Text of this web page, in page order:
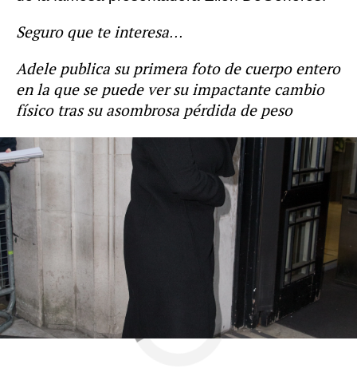
Seguro que te interesa…
Adele publica su primera foto de cuerpo entero
en la que se puede ver su impactante cambio
físico tras su asombrosa pérdida de peso
Celebrities Adele famosos